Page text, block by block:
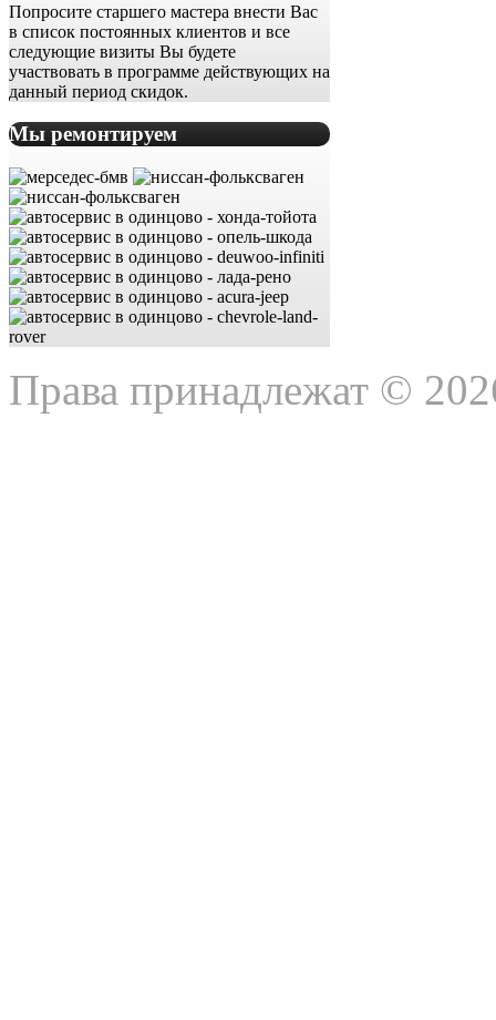
Попросите старшего мастера внести Вас
в список постоянных клиентов и все
следующие визиты Вы будете
участвовать в программе действующих на
данный период скидок.
Мы ремонтируем
Права принадлежат ©